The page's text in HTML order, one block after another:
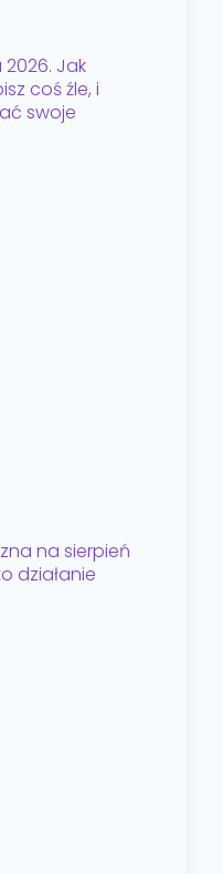
2026. Jak
coś źle, i
swoje
na sierpień
działanie